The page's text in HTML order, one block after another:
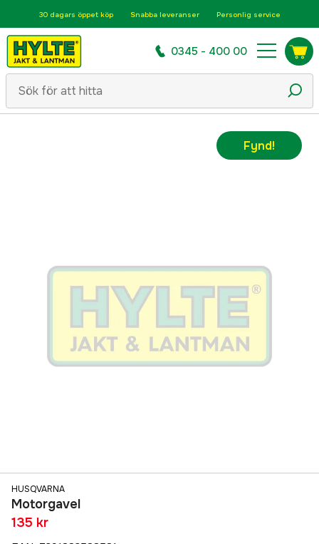
30 dagars öppet köp Snabba leveranser Personlig service
0345 - 400 00
Fynd!
HUSQVARNA
Motorgavel
135 kr